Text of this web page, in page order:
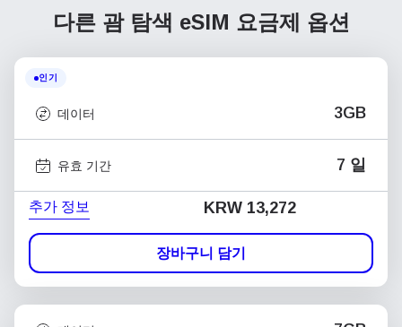
다른 괌 탐색 eSIM 요금제 옵션
인기
데이터 3GB
유효 기간 7 일
추가 정보 KRW 13,272
장바구니 담기